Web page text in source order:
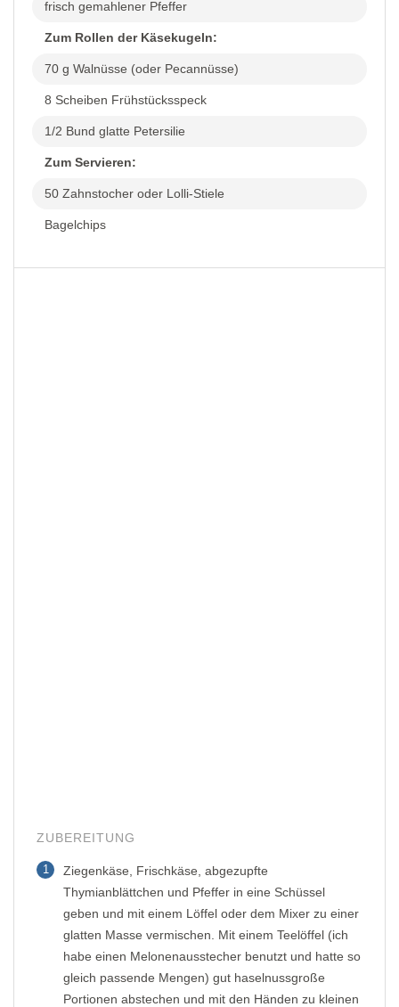
frisch gemahlener Pfeffer
Zum Rollen der Käsekugeln:
70 g Walnüsse (oder Pecannüsse)
8 Scheiben Frühstücksspeck
1/2 Bund glatte Petersilie
Zum Servieren:
50 Zahnstocher oder Lolli-Stiele
Bagelchips
ZUBEREITUNG
1
Ziegenkäse, Frischkäse, abgezupfte
Thymianblättchen und Pfeffer in eine Schüssel
geben und mit einem Löffel oder dem Mixer zu einer
glatten Masse vermischen. Mit einem Teelöffel (ich
habe einen Melonenausstecher benutzt und hatte so
gleich passende Mengen) gut haselnussgroße
Portionen abstechen und mit den Händen zu kleinen